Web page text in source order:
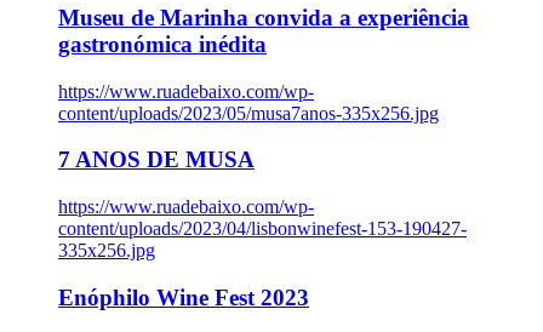
Museu de Marinha convida a experiência
gastronómica inédita
https://www.ruadebaixo.com/wp-
content/uploads/2023/05/musa7anos-335x256.jpg
7 ANOS DE MUSA
https://www.ruadebaixo.com/wp-
content/uploads/2023/04/lisbonwinefest-153-190427-
335x256.jpg
Enóphilo Wine Fest 2023